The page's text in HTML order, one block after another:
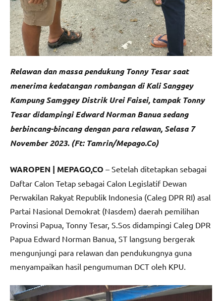
Relawan dan massa pendukung Tonny Tesar saat
menerima kedatangan rombangan di Kali Sanggey
Kampung Samggey Distrik Urei Faisei, tampak Tonny
Tesar didampingi Edward Norman Banua sedang
berbincang-bincang dengan para relawan, Selasa 7
November 2023. (Ft: Tamrin/Mepago.Co)
WAROPEN | MEPAGO,CO – Setelah ditetapkan sebagai
Daftar Calon Tetap sebagai Calon Legislatif Dewan
Perwakilan Rakyat Republik Indonesia (Caleg DPR RI) asal
Partai Nasional Demokrat (Nasdem) daerah pemilihan
Provinsi Papua, Tonny Tesar, S.Sos didampingi Caleg DPR
Papua Edward Norman Banua, ST langsung bergerak
mengunjungi para relawan dan pendukungnya guna
menyampaikan hasil pengumuman DCT oleh KPU.